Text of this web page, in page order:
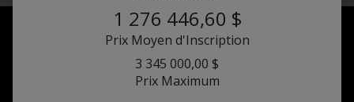
1 276 446,60 $
Prix Moyen d'Inscription
3 345 000,00 $
Prix Maximum